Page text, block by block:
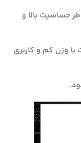
حساسیت بالا و
با وزن کم و کاربری